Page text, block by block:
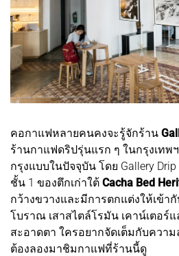
คอกาแฟหลายคนคงจะรู้จักร้าน
ร้านกาแฟดริปรุ่นแรก ๆ ในกรุงเท
กรุงแบบในปัจจุบัน โดย Gallery
ชั้น 1 ของตึกเก่าใต้ Cacha Bed
กว้างขวางและมีการตกแต่งให้เข้า
โบราณ เสาสไตล์โรมัน เคาน์เตอร์
สะอาดตา ใครอยากจัดเต็มกับควา
ต้องลองมาชิมกาแฟที่ร้านนี้ดู